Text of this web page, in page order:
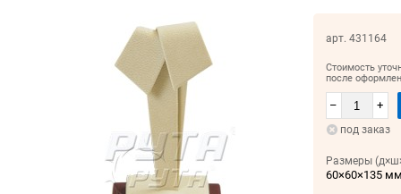
арт. 431164
Стоимость
после
– +
под заказ
Размеры
60×60×135